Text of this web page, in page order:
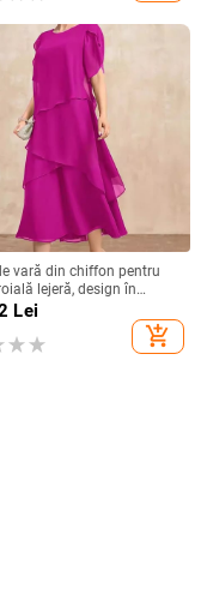
vară din chiffon pentru
lejeră, design în
rotund, mâneci clopot,
Lei
add_shopping_cart